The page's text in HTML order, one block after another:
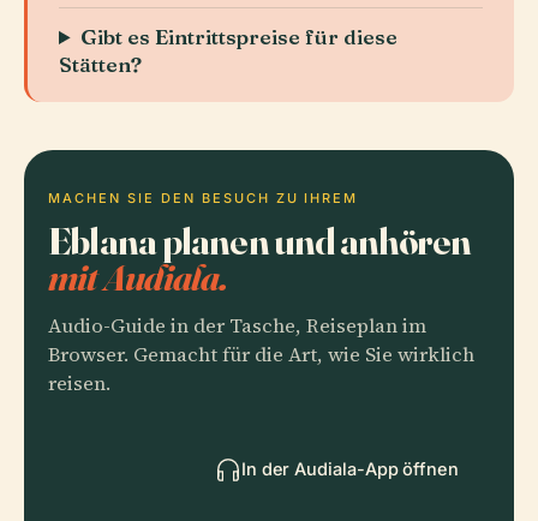
Gibt es Eintrittspreise für diese
Stätten?
MACHEN SIE DEN BESUCH ZU IHREM
Eblana planen und anhören
mit Audiala.
Audio-Guide in der Tasche, Reiseplan im
Browser. Gemacht für die Art, wie Sie wirklich
reisen.
In der Audiala-App öffnen